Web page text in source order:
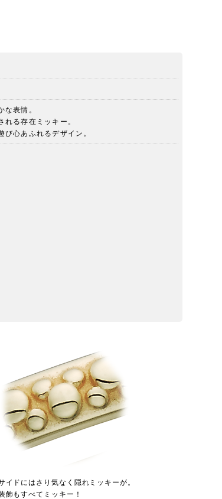
な表情。
れる存在ミッキー。
心あふれるデザイン。
ドにはさり気なく隠れミッキーが。
飾もすべてミッキー！